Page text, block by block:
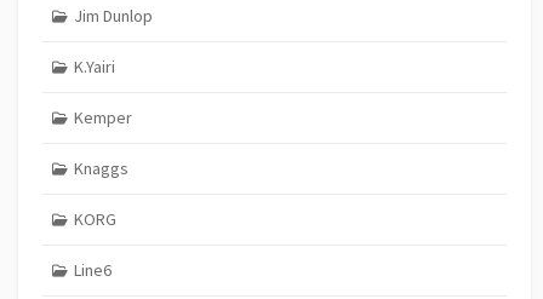
Jim Dunlop
K.Yairi
Kemper
Knaggs
KORG
Line6